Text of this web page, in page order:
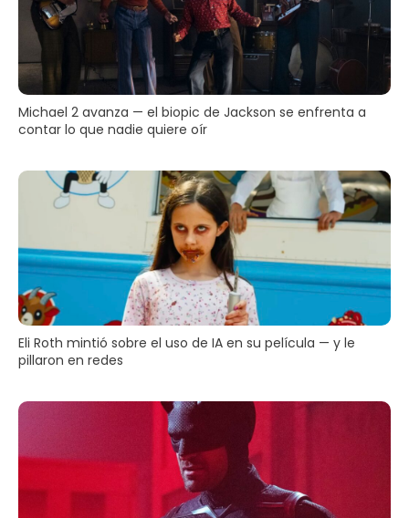
Michael 2 avanza — el biopic de Jackson se enfrenta a
contar lo que nadie quiere oír
Eli Roth mintió sobre el uso de IA en su película — y le
pillaron en redes